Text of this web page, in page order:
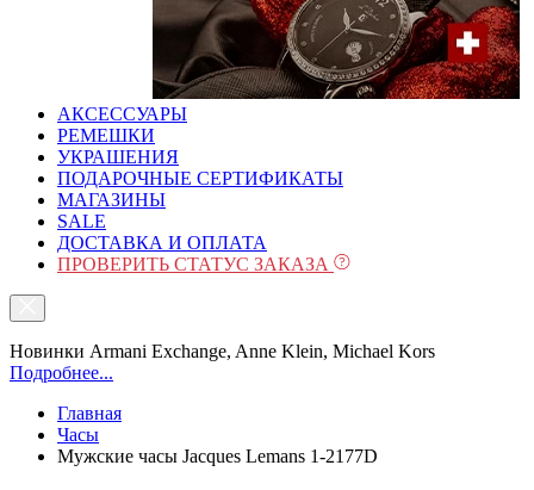
АКСЕССУАРЫ
РЕМЕШКИ
УКРАШЕНИЯ
ПОДАРОЧНЫЕ СЕРТИФИКАТЫ
МАГАЗИНЫ
SALE
ДОСТАВКА И ОПЛАТА
ПРОВЕРИТЬ СТАТУС ЗАКАЗА
Новинки Armani Exchange, Anne Klein, Michael Kors
Подробнее...
Главная
Часы
Мужские часы Jacques Lemans 1-2177D